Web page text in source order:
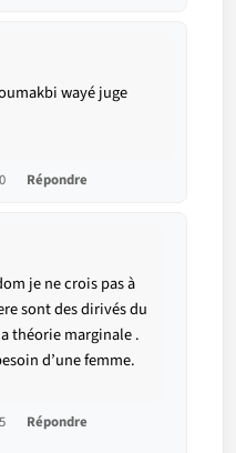
wayé juge
Répondre
je ne crois pas à
sont des dirivés du
théorie marginale .
d’une femme.
Répondre